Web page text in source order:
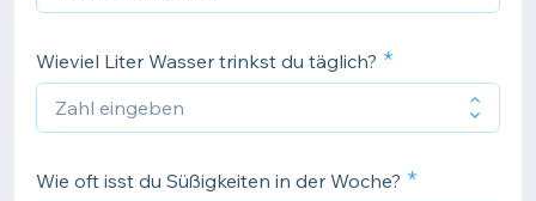
Wieviel Liter Wasser trinkst du täglich?
Wie oft isst du Süßigkeiten in der Woche?